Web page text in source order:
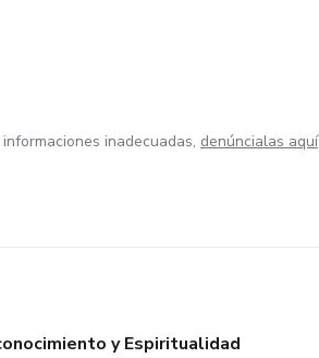
inadecuadas, denúncialas aquí
y Espiritualidad